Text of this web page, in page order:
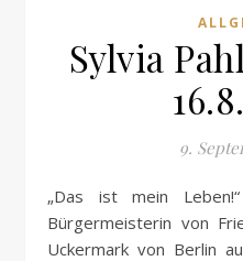
Sylvia
9.
„Das ist mein Leben!“ Sie war in einer Zeit
Bürgermeisterin von
Uckermark von Berlin